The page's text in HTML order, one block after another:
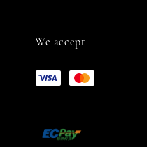
We accept